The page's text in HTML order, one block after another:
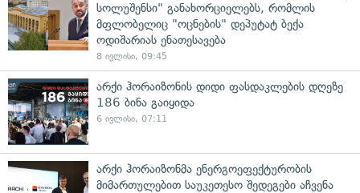
სოლუშენსი" განახორციელებს, რომლის
მფლობელიც "ოცნების" დეპუტატ ბექა
ოდიშარიას ენათესავება
8 ივლისი, 09:45
არქი ჰორაიზონის დიდი ფასდაკლების დღეზე
186 ბინა გაიყიდა
6 ივლისი, 07:11
არქი ჰორაიზონმა ენერგოეფექტურობის
მიმართულებით საუკეთესო შედეგები აჩვენა